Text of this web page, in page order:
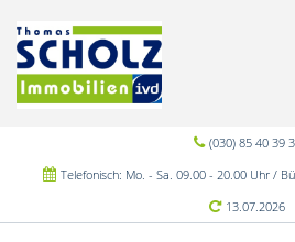
(030) 85 40 39
Telefonisch: Mo. - Sa. 09.00 - 20.00 Uhr /
13.07.2026